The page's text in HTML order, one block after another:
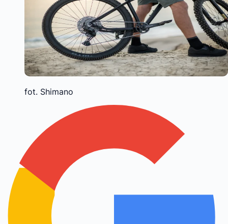
fot. Shimano